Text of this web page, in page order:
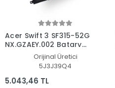
Acer Swift 3 SF315-52G
NX.GZAEY.002 Batarya
Orijinal Üretici
5J3J39Q4
5.043,46 TL